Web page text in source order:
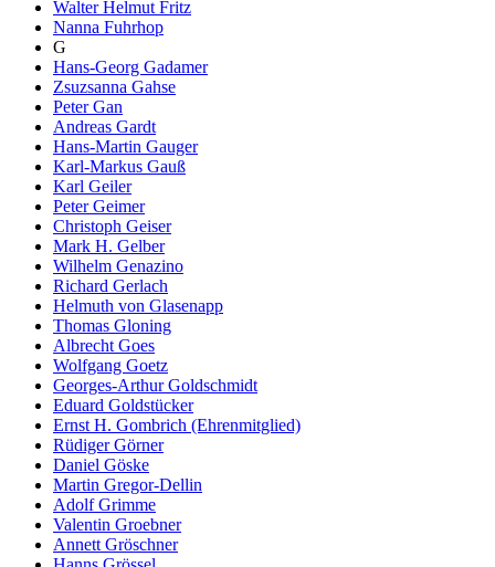
Walter Helmut Fritz
Nanna Fuhrhop
G
Hans-Georg Gadamer
Zsuzsanna Gahse
Peter Gan
Andreas Gardt
Hans-Martin Gauger
Karl-Markus Gauß
Karl Geiler
Peter Geimer
Christoph Geiser
Mark H. Gelber
Wilhelm Genazino
Richard Gerlach
Helmuth von Glasenapp
Thomas Gloning
Albrecht Goes
Wolfgang Goetz
Georges-Arthur Goldschmidt
Eduard Goldstücker
Ernst H. Gombrich (Ehrenmitglied)
Rüdiger Görner
Daniel Göske
Martin Gregor-Dellin
Adolf Grimme
Valentin Groebner
Annett Gröschner